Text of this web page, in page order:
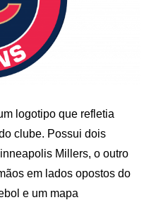
logotipo que refletia
clube. Possui dois
Millers, o outro
em lados opostos do
e um mapa